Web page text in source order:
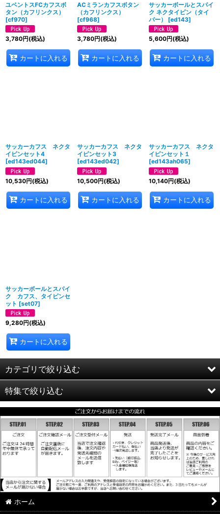
ユベントスFCカフスボ
タン（カフリンクス）
[cf970]
3,780円(税込)
カートに入れる
ACミランカフスボタン
（カフリンクス）
[cf968]
3,780円(税込)
カートに入れる
サッカーボールとスパイ
ク ネクタイピン（タイ
バー）
[ed143]
5,600円(税込)
カートに入れる
サッカーカフス ネクタ
イピンセット4
[ed143ed044]
10,530円(税込)
カートに入れる
サッカーカフス ネクタ
イピンセット3
[ed143ed042]
10,500円(税込)
カートに入れる
サッカーカフス ネクタ
イピンセット１
[ed143ah065]
10,140円(税込)
カートに入れる
サッカーボールとスパイ
ク カフス、タイピンセ
ット [set07]
9,280円(税込)
カートに入れる
カテゴリで絞り込む
スポーツ＆ゲームカフス
フード＆ドリンクカフス
乗り物モチーフカフス
ミュージックカフス
スタイリッシュカフス
特集で絞り込む
ホワイト＆クリアー
レッド
イエロー
ダーク
ホーム